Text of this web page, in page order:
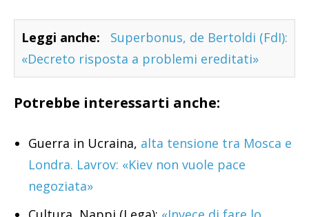
Leggi anche:
Superbonus, de Bertoldi (FdI):
«Decreto risposta a problemi ereditati»
Potrebbe interessarti anche:
Guerra in Ucraina, alta tensione tra Mosca e
Londra. Lavrov: «Kiev non vuole pace
negoziata»